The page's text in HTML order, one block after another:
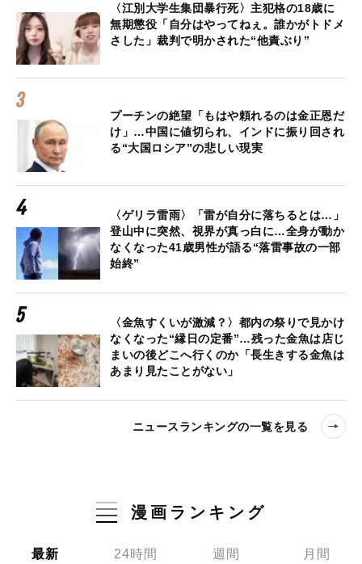
〈江別大学生集団暴行死〉主犯格の18歳に
無期懲役「自分はやってねぇ。誰かがトドメ
さした」裁判で明かされた“他責ぶり”
プーチンの絶望「もはや頼れるのは金正恩だ
け」…中国に値切られ、インドに振り回され
る“大国ロシア”の悲しい現実
〈ゲリラ雷雨〉「雷が自分に落ちるとは…」
登山中に突然、視界が真っ白に…全身が動か
なくなった41歳男性が語る“落雷事故の一部
始終”
〈金魚すくいが激減？〉都内の祭りで見かけ
なくなった“縁日の定番”…残った金魚は店じ
まいの後どこへ行くのか「長生きする金魚は
あまり見たことがない」
ニュースランキングの一覧を見る
漫画ランキング
最新 24時間 週間 月間